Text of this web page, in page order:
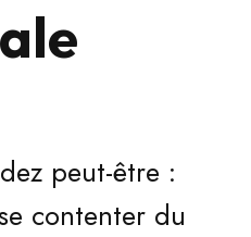
peut-être :
contenter du